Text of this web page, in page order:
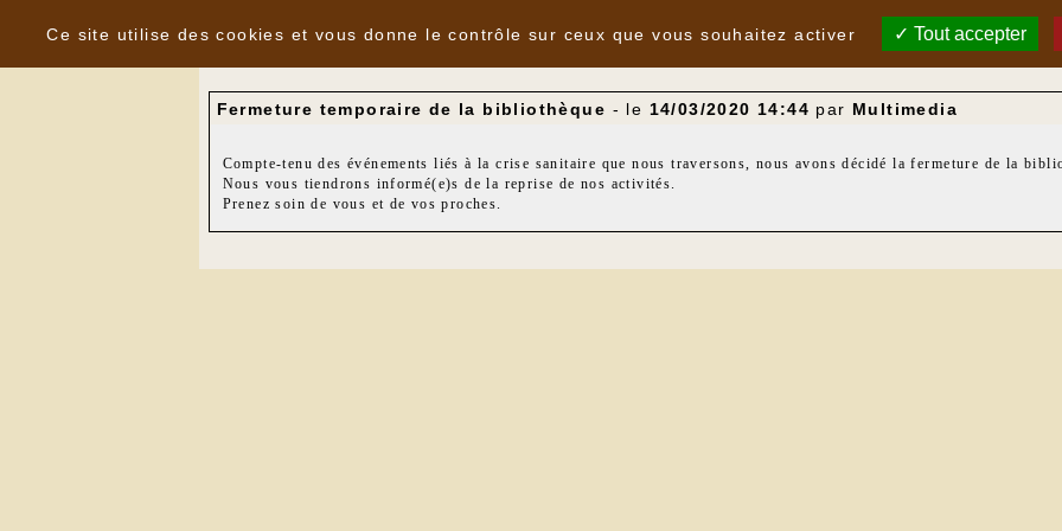
Nouvelles
Fermeture temporaire de la bibliothèque - le 14/03/2020 14:44 par Multimedia
Compte-tenu des événements liés à la crise sanitaire que nous traversons, nous avons décidé la fermeture de la
Nous vous tiendrons informé(e)s de la reprise de nos activités.
Prenez soin de vous et de vos proches.
Ce site utilise des cookies et vous donne le contrôle sur ceux que vous souhaitez activer
Tout accepter